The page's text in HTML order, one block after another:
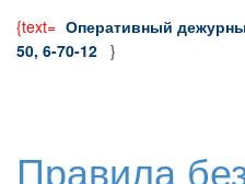
{text= Оперативный
50, 6-70-12 }
Правила